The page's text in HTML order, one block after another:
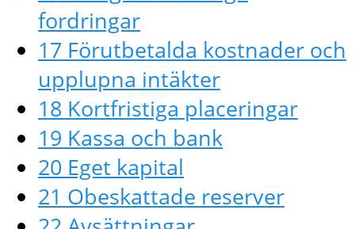
fordringar
17 Förutbetalda kostnader och
upplupna intäkter
18 Kortfristiga placeringar
19 Kassa och bank
20 Eget kapital
21 Obeskattade reserver